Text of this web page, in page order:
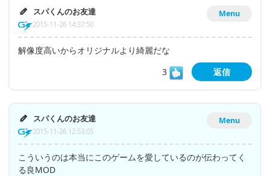
Menu
スパくんのお友達
2015-11-26 14:37:50
解像度高いからオリジナルより綺麗だな
3
返信
Menu
スパくんのお友達
2015-11-26 12:53:05
こういうのは本当にこのゲームを愛しているのが伝わってく
る良MOD